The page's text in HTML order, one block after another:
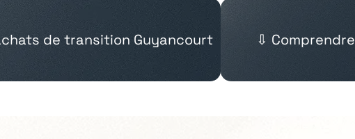
de transition Guyancourt ⇩